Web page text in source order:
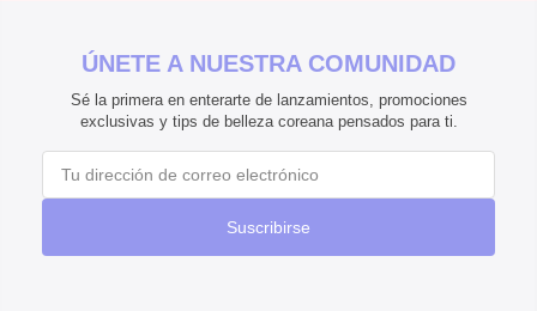
ÚNETE A NUESTRA COMUNIDAD
Sé la primera en enterarte de lanzamientos, promociones
exclusivas y tips de belleza coreana pensados para ti.
Suscribirse